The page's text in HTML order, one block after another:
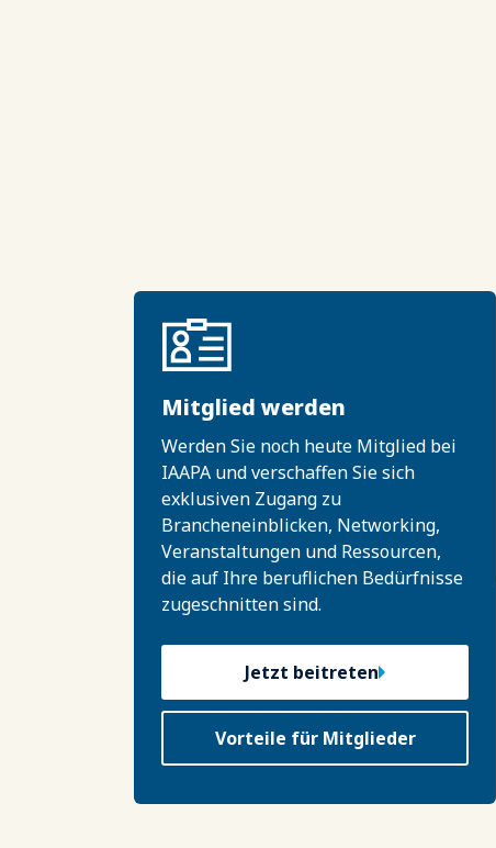
Mitglied werden
Werden Sie noch heute Mitglied bei
IAAPA und verschaffen Sie sich
exklusiven Zugang zu
Brancheneinblicken, Networking,
Veranstaltungen und Ressourcen,
die auf Ihre beruflichen Bedürfnisse
zugeschnitten sind.
Jetzt beitreten
Vorteile für Mitglieder